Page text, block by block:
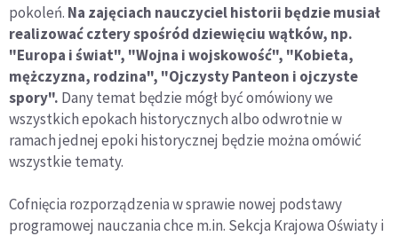
pokoleń. Na zajęciach nauczyciel historii będzie musiał
realizować cztery spośród dziewięciu wątków, np.
"Europa i świat", "Wojna i wojskowość", "Kobieta,
mężczyzna, rodzina", "Ojczysty Panteon i ojczyste
spory". Dany temat będzie mógł być omówiony we
wszystkich epokach historycznych albo odwrotnie w
ramach jednej epoki historycznej będzie można omówić
wszystkie tematy.
Cofnięcia rozporządzenia w sprawie nowej podstawy
programowej nauczania chce m.in. Sekcja Krajowa Oświaty i